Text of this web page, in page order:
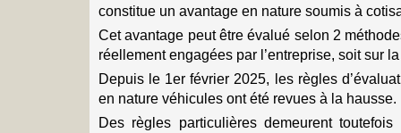
constitue un avantage en nature soumis à
Cet avantage peut être évalué selon 2
réellement engagées par l’entreprise, soit sur
Depuis le 1er février 2025, les règles
en nature véhicules ont été revues à la hausse.
Des règles particulières demeurent